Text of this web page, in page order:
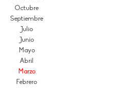
Octubre
Septiembre
Julio
Junio
Mayo
Abril
Marzo
Febrero